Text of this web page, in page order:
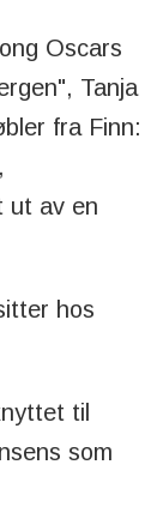
Oscars
Tanja
fra Finn:
ut av en
hos
til
som